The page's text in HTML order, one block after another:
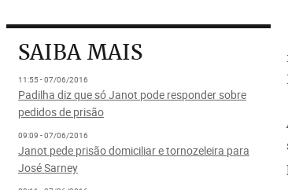
SAIBA MAIS
11:55 - 07/06/2016
Padilha diz que só Janot pode responder sobre
pedidos de prisão
09:09 - 07/06/2016
Janot pede prisão domiciliar e tornozeleira para
José Sarney